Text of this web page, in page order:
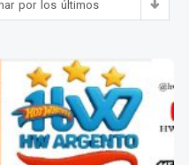
por los últimos